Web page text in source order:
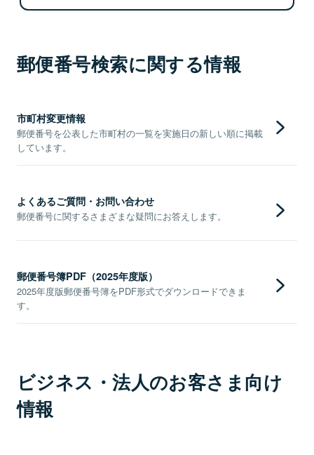
郵便番号検索に関する情報
市町村変更情報
郵便番号を公表した市町村の一覧を実施日の新しい順に掲載
しています。
よくあるご質問・お問い合わせ
郵便番号に関するさまざまな疑問にお答えします。
郵便番号簿PDF（2025年度版）
2025年度版郵便番号簿をPDF形式でダウンロードできま
す。
ビジネス・法人のお客さま向け
情報